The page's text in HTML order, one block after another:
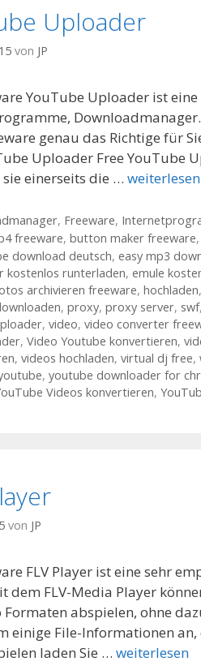
Uploader
von JP
YouTube Uploader ist
genau das Richtige für
Uploader Free YouTube
einerseits die … weiterlesen
, Freeware,
freeware, button maker freeware,
download deutsch, easy mp3
kostenlos runterladen, emule
archivieren freeware, hochladen,
, proxy, proxy server, swf,
, video, video converter
, Video Youtube konvertieren,
, videos hochladen, virtual dj free,
, youtube downloader for
Videos konvertieren,
von JP
FLV Player ist eine sehr
dem FLV-Media Player
Formaten abspielen, ohne
einige File-Informationen
laden Sie … weiterlesen